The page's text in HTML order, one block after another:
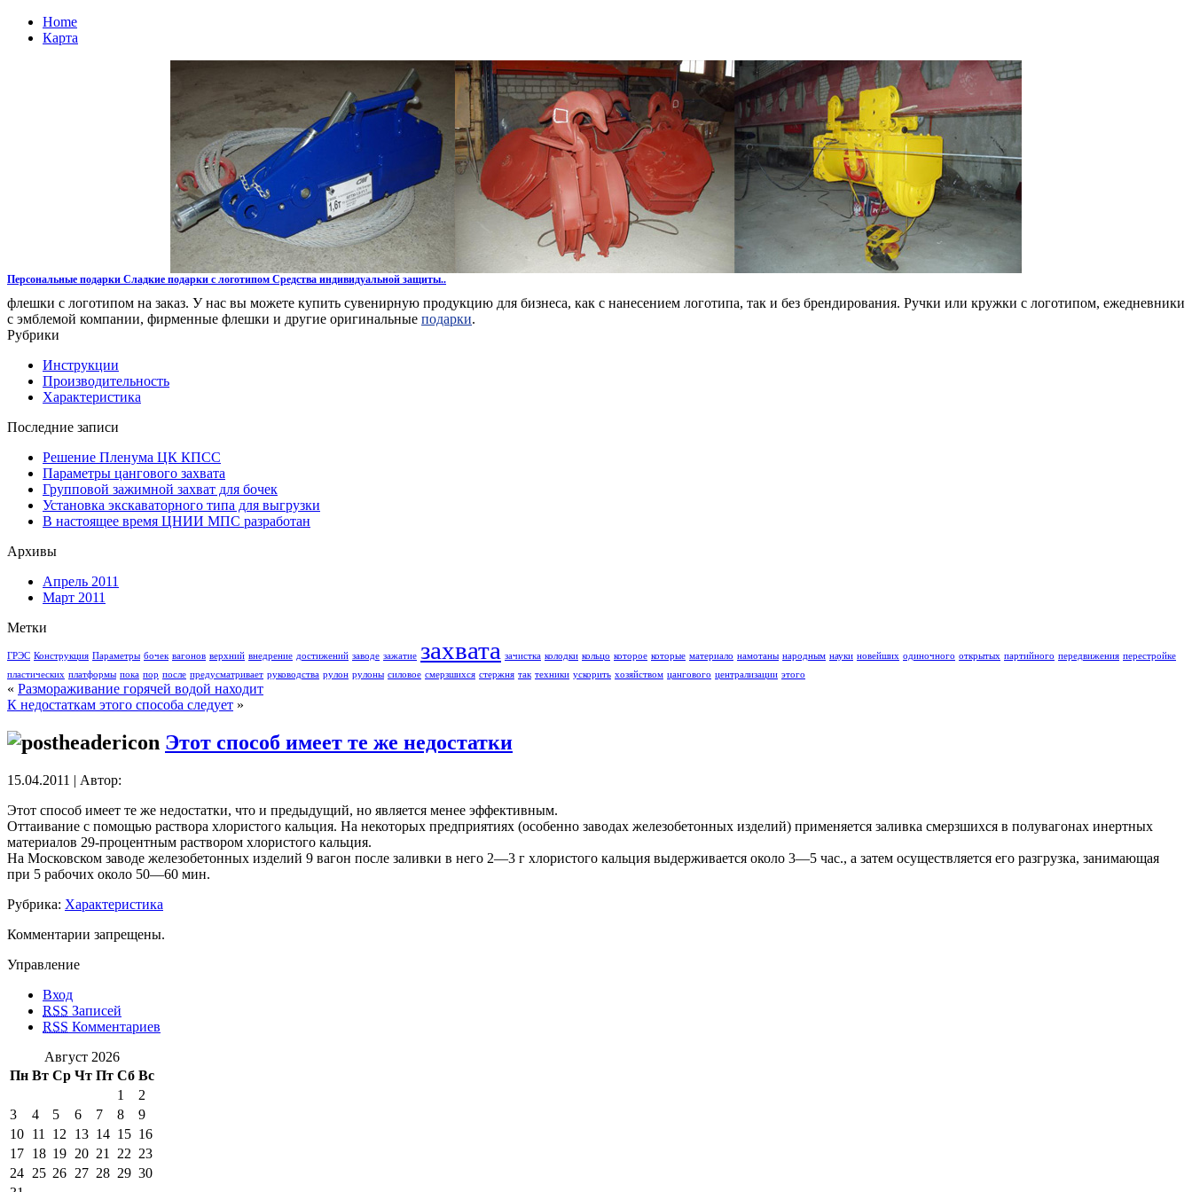
Home
Карта
Персональные подарки Сладкие подарки с логотипом Средства индивидуальной защиты..
флешки с логотипом на заказ. У нас вы можете купить сувенирную продукцию для бизнеса, как с нанесением логотипа, так и без брендирования. Ручки или кружки с логотипом, ежедневники
с эмблемой компании, фирменные флешки и другие оригинальные подарки.
Рубрики
Инструкции
Производительность
Характеристика
Последние записи
Решение Пленума ЦК КПСС
Параметры цангового захвата
Групповой зажимной захват для бочек
Установка экскаваторного типа для выгрузки
В настоящее время ЦНИИ МПС разработан
Архивы
Апрель 2011
Март 2011
Метки
ГРЭС Конструкция Параметры бочек вагонов верхний внедрение достижений заводе зажатие захвата зачистка колодки кольцо которое которые материало намотаны народным науки новейших одиночного открытых партийного передвижения перестройке
пластических платформы пока пор после предусматривает руководства рулон рулоны силовое смерзшихся стержня так техники ускорить хозяйством цангового централизации этого
« Размораживание горячей водой находит
К недостаткам этого способа следует »
Этот способ имеет те же недостатки
15.04.2011 | Автор:
Этот способ имеет те же недостатки, что и предыдущий, но является менее эффективным.
Оттаивание с помощью раствора хлористого кальция. На некоторых предприятиях (особенно заводах железобетонных изделий) применяется заливка смерзшихся в полувагонах инертных
материалов 29-процентным раствором хлористого кальция.
На Московском заводе железобетонных изделий 9 вагон после заливки в него 2—3 г хлористого кальция выдерживается около 3—5 час., а затем осуществляется его разгрузка, занимающая
при 5 рабочих около 50—60 мин.
Рубрика: Характеристика
Комментарии запрещены.
Управление
Вход
RSS Записей
RSS Комментариев
Август 2026
Пн Вт Ср Чт Пт Сб Вс
1
2
3
4 5 6 7 8
9
10 11 12 13 14 15 16
17 18 19 20 21 22 23
24 25 26 27 28 29 30